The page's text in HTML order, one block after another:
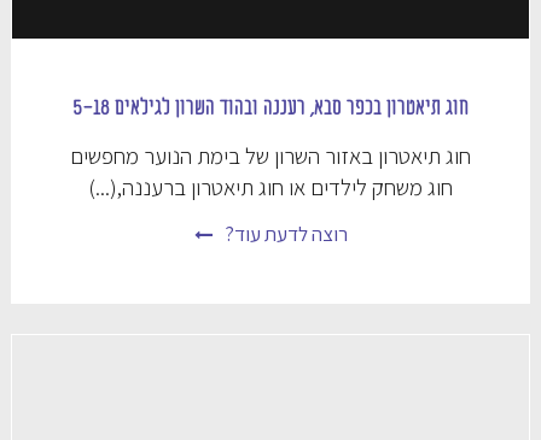
חוג תיאטרון בכפר סבא, רעננה ובהוד השרון לגילאים 5-18
חוג תיאטרון באזור השרון של בימת הנוער מחפשים
חוג משחק לילדים או חוג תיאטרון ברעננה,(...)
רוצה לדעת עוד?